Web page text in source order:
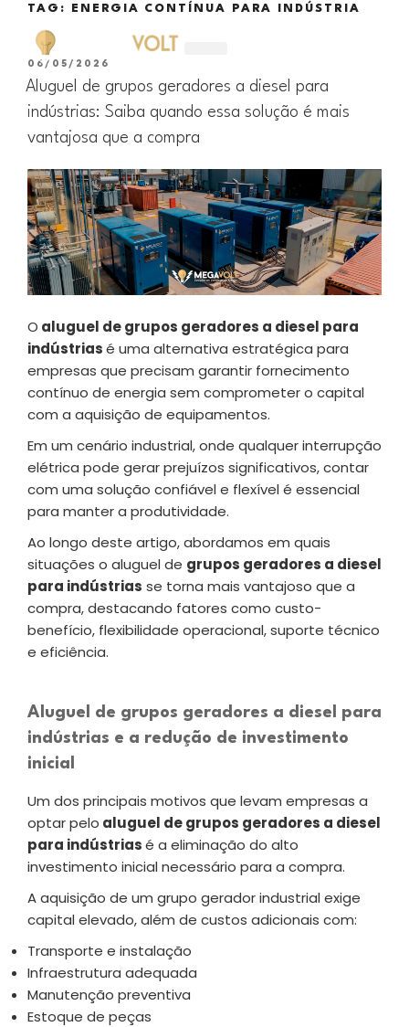
TAG: ENERGIA CONTÍNUA PARA INDÚSTRIA
06/05/2026
Aluguel de grupos geradores a diesel para
indústrias: Saiba quando essa solução é mais
vantajosa que a compra
O aluguel de grupos geradores a diesel para
indústriasé uma alternativa estratégica para
empresas que precisam garantir fornecimento
contínuo de energia sem comprometer o capital
com a aquisição de equipamentos.
Em um cenário industrial, onde qualquer interrupção
elétrica pode gerar prejuízos significativos, contar
com uma solução confiável e flexível é essencial
para manter a produtividade.
Ao longo deste artigo, abordamos em quais
situações o aluguel de grupos geradores a diesel
para indústrias se torna mais vantajoso que a
compra, destacando fatores como custo-
benefício, flexibilidade operacional, suporte técnico
e eficiência.
Aluguel de grupos geradores a diesel para
indústrias e a redução de investimento
inicial
Um dos principais motivos que levam empresas a
optar pelo aluguel de grupos geradores a diesel
para indústriasé a eliminação do alto
investimento inicial necessário para a compra.
A aquisição de um grupo gerador industrial exige
capital elevado, além de custos adicionais com:
Transporte e instalação
Infraestrutura adequada
Manutenção preventiva
Estoque de peças